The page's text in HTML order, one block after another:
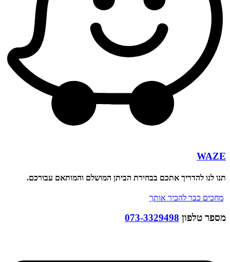
להדריך אתכם בבחירת הביתן המושלם והמותאם עבורכם.
כבר להכיר אותך
טלפון073-3329498